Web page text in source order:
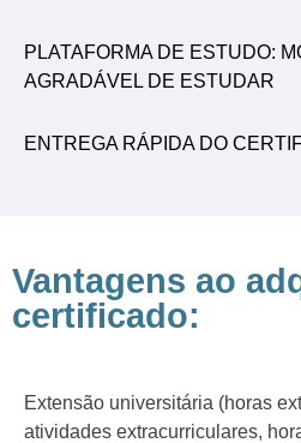
PLATAFORMA DE ESTUDO:
AGRADÁVEL DE ESTUDAR
ENTREGA RÁPIDA DO
Vantagens ao
certificado:
Extensão universitária (horas
atividades extracurriculares,